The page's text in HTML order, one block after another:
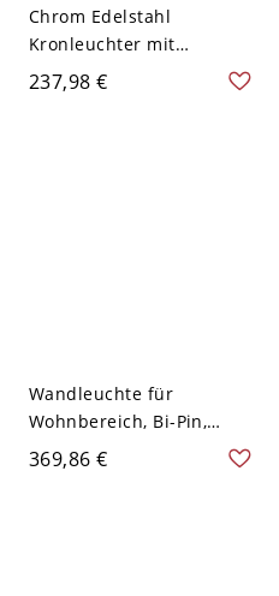
Chrom Edelstahl
Kronleuchter mit
verstellbarer Höhe, 110V-
120V
237,98 €
Wandleuchte für
Wohnbereich, Bi-Pin,
Chrom, mit Glasschirm
und Gehäuse, 110V-120V,
369,86 €